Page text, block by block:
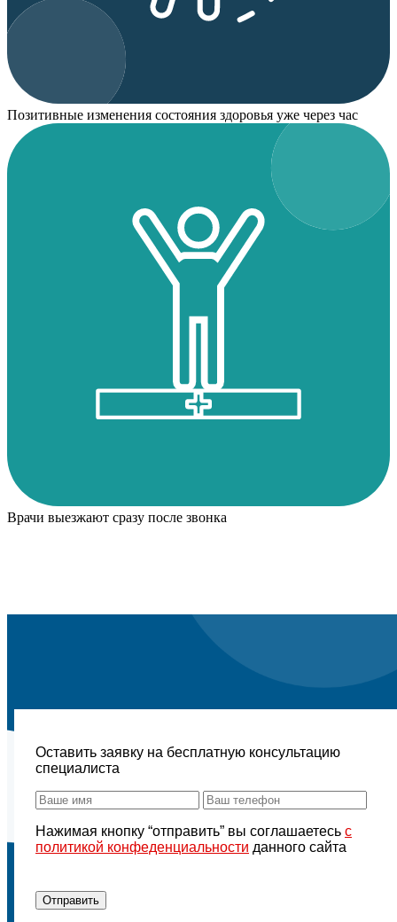
Позитивные изменения состояния здоровья уже через час
Врачи выезжают сразу после звонка
Оставить заявку на бесплатную консультацию
специалиста
Нажимая кнопку “отправить” вы соглашаетесь с
политикой конфеденциальности данного сайта
Отправить